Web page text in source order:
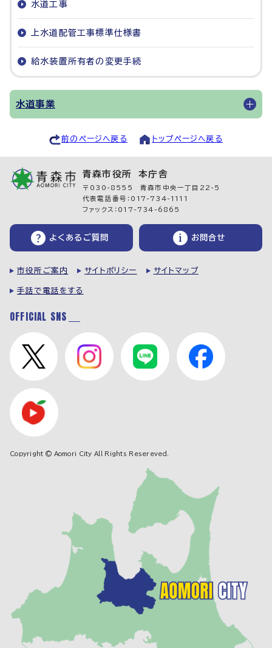
水道工事
上水道配管工事標準仕様書
給水装置所有者の変更手続
水道事業
前のページへ戻る トップページへ戻る
青森市役所 本庁舎
〒030-8555 青森市中央一丁目22-5
代表電話番号：017-734-1111
ファックス：017-734-6865
よくあるご質問 お問合せ
市役所ご案内 サイトポリシー サイトマップ
手話で電話をする
OFFICIAL SNS
Copyright © Aomori City All Rights Resereved.